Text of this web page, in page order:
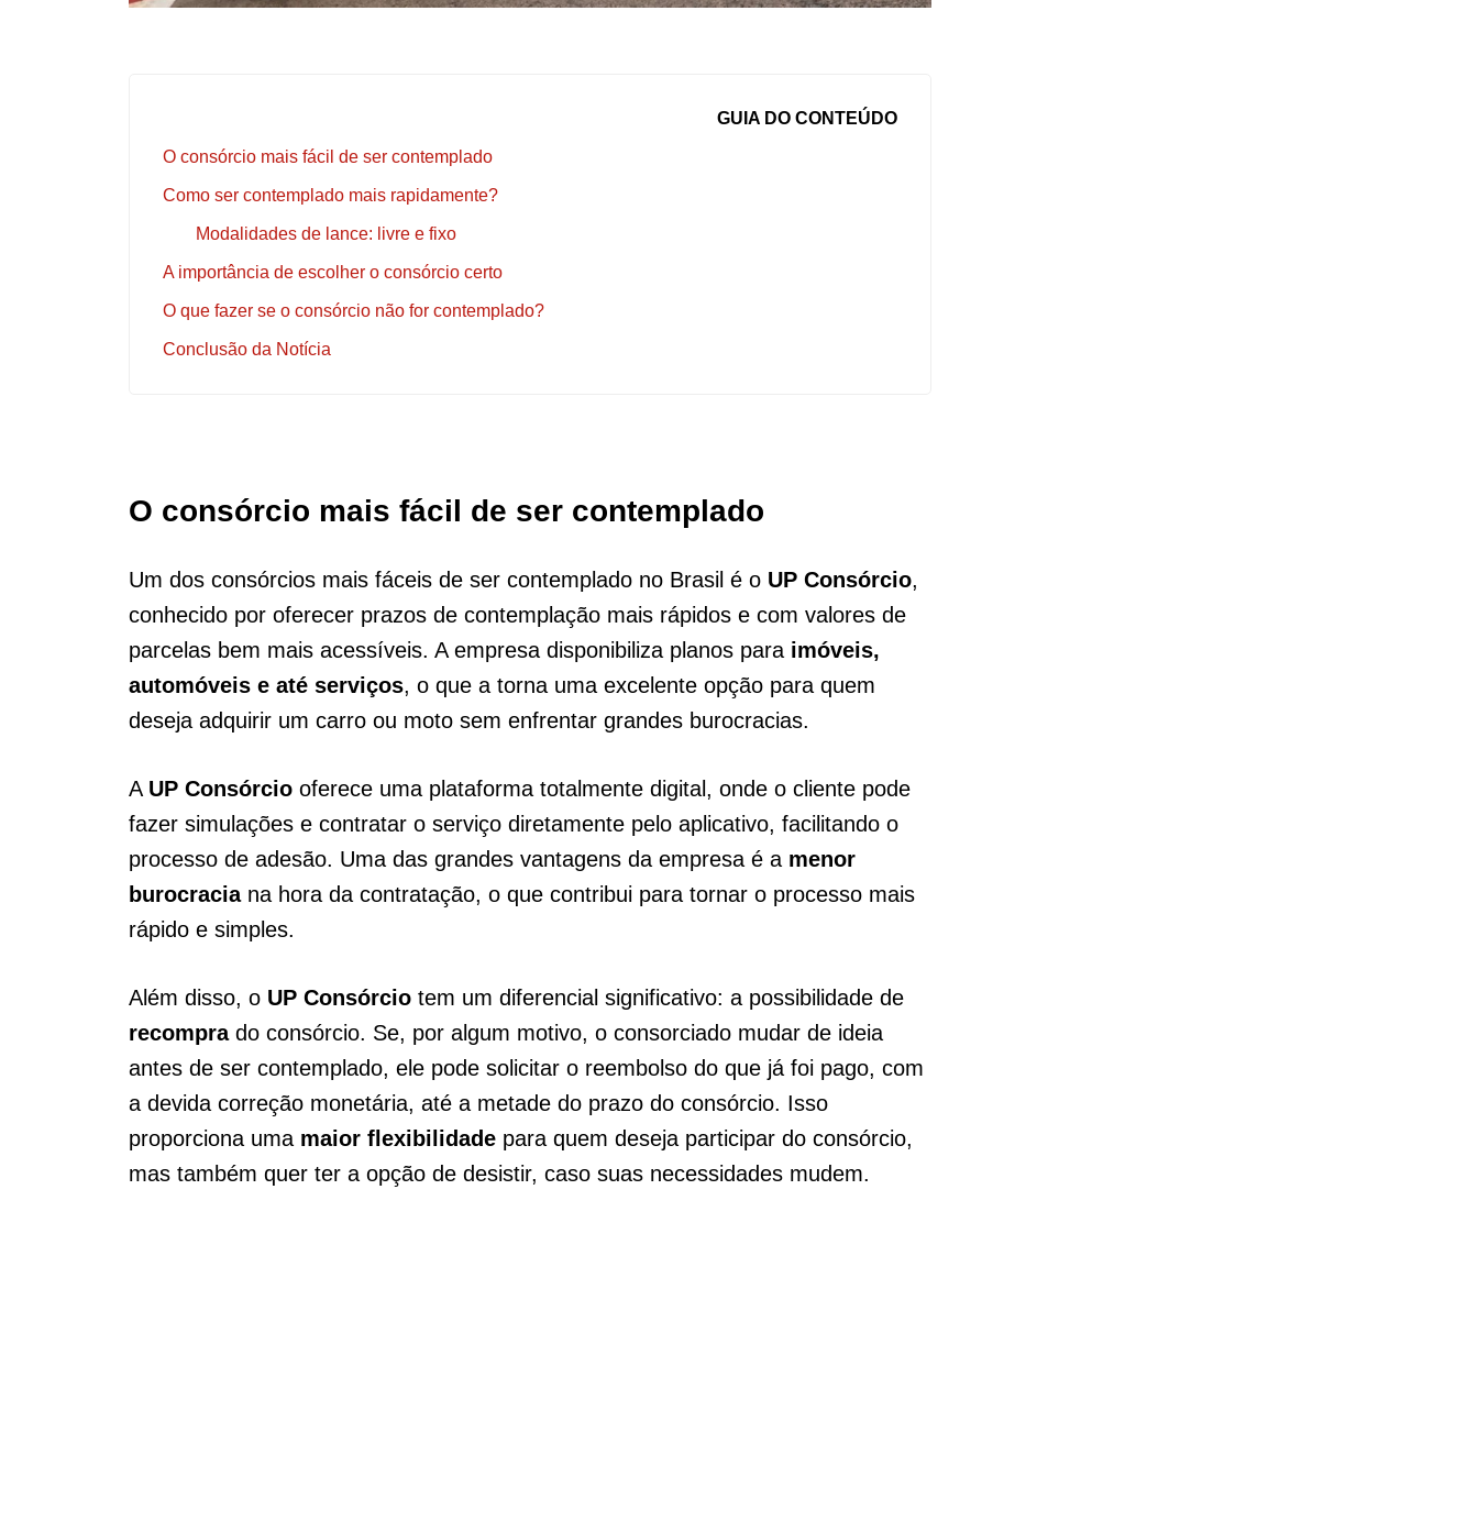
GUIA DO CONTEÚDO
O consórcio mais fácil de ser contemplado
Como ser contemplado mais rapidamente?
Modalidades de lance: livre e fixo
A importância de escolher o consórcio certo
O que fazer se o consórcio não for contemplado?
Conclusão da Notícia
O consórcio mais fácil de ser contemplado
Um dos consórcios mais fáceis de ser contemplado no Brasil é o UP Consórcio,
conhecido por oferecer prazos de contemplação mais rápidos e com valores de
parcelas bem mais acessíveis. A empresa disponibiliza planos para imóveis,
automóveis e até serviços, o que a torna uma excelente opção para quem
deseja adquirir um carro ou moto sem enfrentar grandes burocracias.
A UP Consórcio oferece uma plataforma totalmente digital, onde o cliente pode
fazer simulações e contratar o serviço diretamente pelo aplicativo, facilitando o
processo de adesão. Uma das grandes vantagens da empresa é a menor
burocraciana hora da contratação, o que contribui para tornar o processo mais
rápido e simples.
Além disso, o UP Consórcio tem um diferencial significativo: a possibilidade de
recomprado consórcio. Se, por algum motivo, o consorciado mudar de ideia
antes de ser contemplado, ele pode solicitar o reembolso do que já foi pago, com
a devida correção monetária, até a metade do prazo do consórcio. Isso
proporciona uma maior flexibilidade para quem deseja participar do consórcio,
mas também quer ter a opção de desistir, caso suas necessidades mudem.